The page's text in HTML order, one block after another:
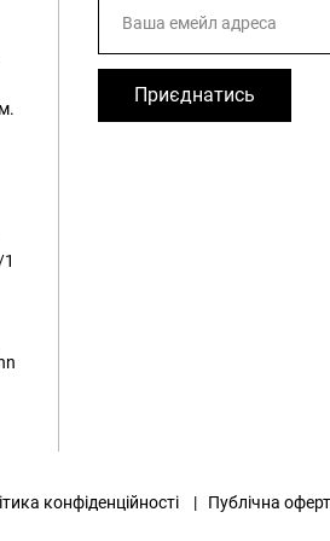
м.
Приєднатись
конфіденційності | Публічна